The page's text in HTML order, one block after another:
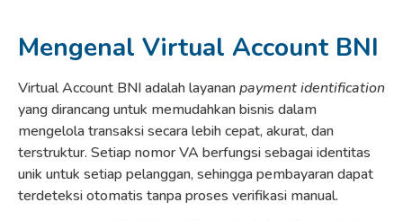
Mengenal Virtual Account BNI
Virtual Account BNI adalah layananpayment identification
yang dirancang untuk memudahkan bisnis dalam
mengelola transaksi secara lebih cepat, akurat, dan
terstruktur. Setiap nomor VA berfungsi sebagai identitas
unik untuk setiap pelanggan, sehingga pembayaran dapat
terdeteksi otomatis tanpa proses verifikasi manual.